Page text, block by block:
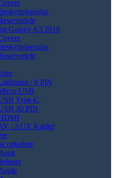
Galaxy A3 2016
/ 8 PIN
USB
Type-C
30 PIN
/ AUX Kabler
opladere